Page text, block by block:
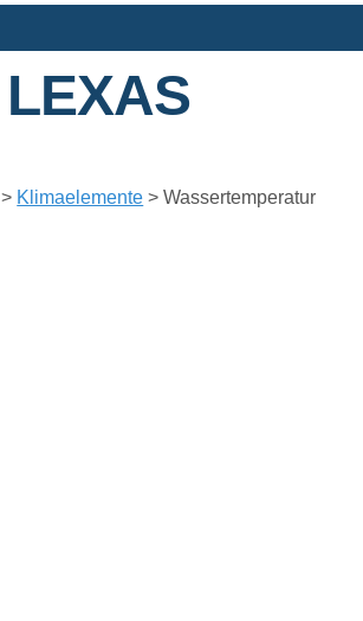
LEXAS
> Klimaelemente >Wassertemperatur